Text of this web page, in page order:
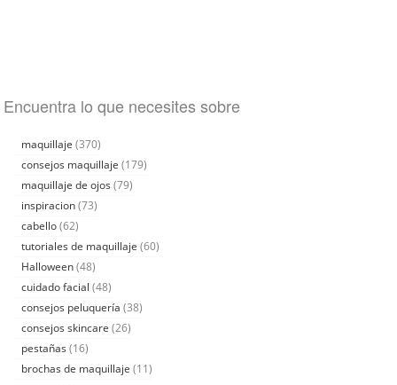
Encuentra lo que necesites sobre
maquillaje (370)
consejos maquillaje (179)
maquillaje de ojos (79)
inspiracion (73)
cabello (62)
tutoriales de maquillaje (60)
Halloween (48)
cuidado facial (48)
consejos peluquería (38)
consejos skincare (26)
pestañas (16)
brochas de maquillaje (11)